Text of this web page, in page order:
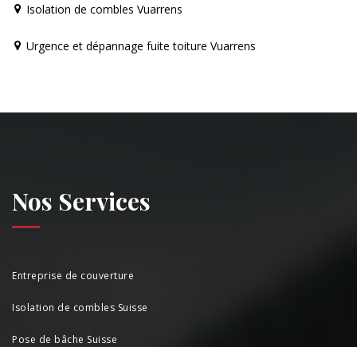
Isolation de combles Vuarrens
Urgence et dépannage fuite toiture Vuarrens
Nos Services
Entreprise de couverture
Isolation de combles Suisse
Pose de bâche Suisse